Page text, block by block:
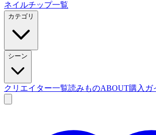
ネイルチップ一覧
カテゴリ
シーン
クリエイター一覧読みものABOUT購入ガ